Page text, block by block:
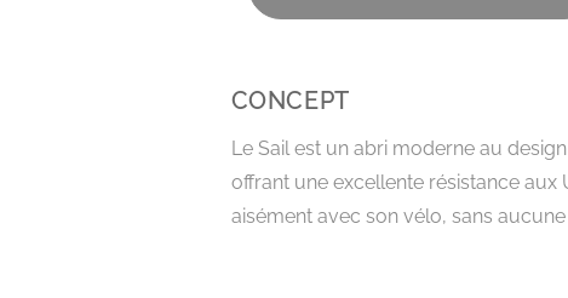
CONCEPT
Le Sail est un abri moderne au
offrant une excellente résistance aux
aisément avec son vélo, sans aucune